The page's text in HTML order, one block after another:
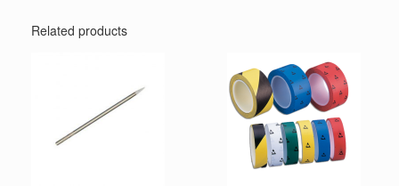
Related products